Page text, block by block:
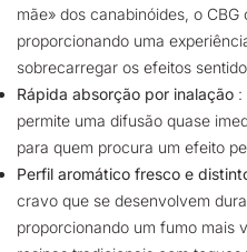
mãe» dos canabinóides, o CBG
proporcionando uma
sobrecarregar os efeitos
Rápida absorção por inalação :
permite uma difusão quase
para quem procura um efeito
Perfil aromático fresco e
cravo que se desenvolvem
proporcionando um fumo mais